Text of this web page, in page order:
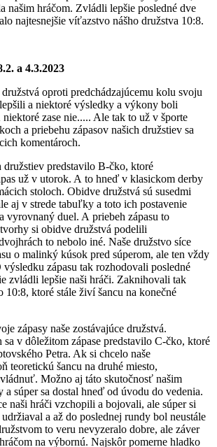
našim hráčom. Zvládli lepšie posledné dve
najtesnejšie víťazstvo nášho družstva 10:8.
a 4.3.2023
oproti predchádzajúcemu kolu svoju
a niektoré výsledky a výkony boli
zase nie..... Ale tak to už v športe
a priebehu zápasov našich družstiev sa
komentároch.
družstiev predstavilo B-čko, ktoré
už v utorok. A to hneď v klasickom derby
stoloch. Obidve družstvá sú susedmi
aj v strede tabuľky a toto ich postavenie
vyrovnaný duel. A priebeh zápasu to
si obidve družstvá podelili
to nebolo iné. Naše družstvo síce
o malinký kúsok pred súperom, ale ten vždy
zápasu tak rozhodovali posledné
zvládli lepšie naši hráči. Zaknihovali tak
10:8, ktoré stále živí šancu na konečné
zápasy naše zostávajúce družstvá.
sa v dôležitom zápase predstavilo C-čko, ktoré
Petra. Ak si chcelo naše
teoretickú šancu na druhé miesto,
Možno aj táto skutočnosť našim
a súper sa dostal hneď od úvodu do vedenia.
naši hráči vzchopili a bojovali, ale súper si
a až do poslednej rundy bol neustále
to veru nevyzeralo dobre, ale záver
na výbornú. Najskôr pomerne hladko